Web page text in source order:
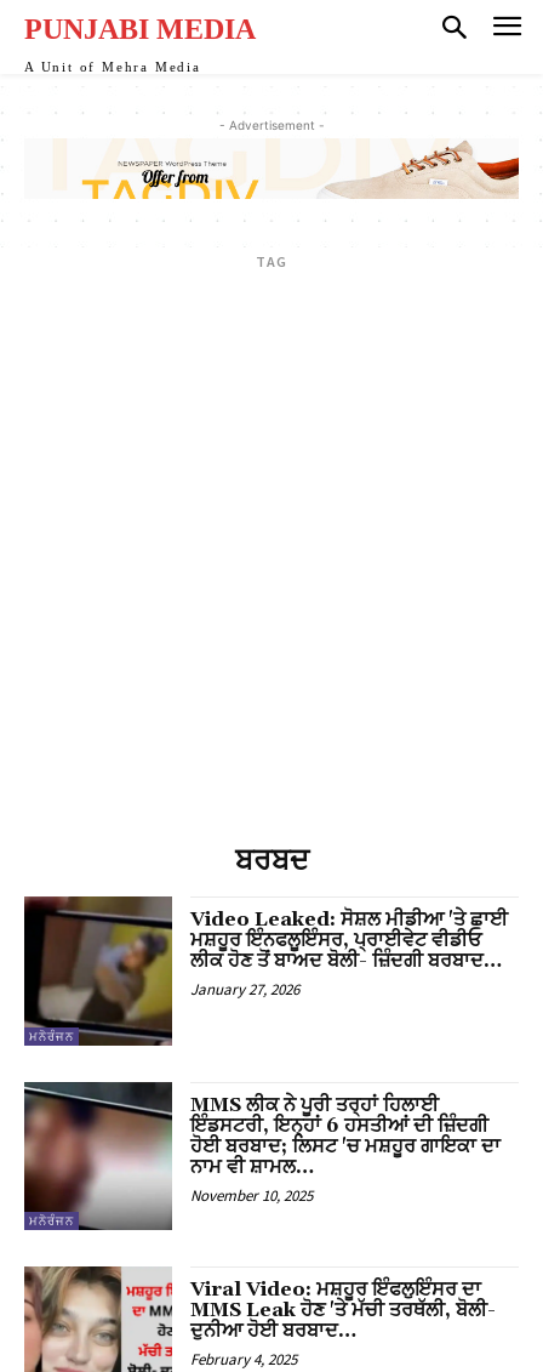
panel
Panel
panel
satın al
Panel
panel
oku
PUNJABI MEDIA
A Unit of Mehra Media
- Advertisement -
TAG
ਬਰਬਦ
ਮਨੋਰੰਜਨ
Video Leaked: ਸੋਸ਼ਲ ਮੀਡੀਆ 'ਤੇ ਛਾਈ
ਮਸ਼ਹੂਰ ਇੰਨਫਲੂਇੰਸਰ, ਪ੍ਰਾਈਵੇਟ ਵੀਡੀਓ
ਲੀਕ ਹੋਣ ਤੋਂ ਬਾਅਦ ਬੋਲੀ- ਜ਼ਿੰਦਗੀ ਬਰਬਾਦ…
January 27, 2026
ਮਨੋਰੰਜਨ
MMS ਲੀਕ ਨੇ ਪੂਰੀ ਤਰ੍ਹਾਂ ਹਿਲਾਈ
ਇੰਡਸਟਰੀ, ਇਨ੍ਹਾਂ 6 ਹਸਤੀਆਂ ਦੀ ਜ਼ਿੰਦਗੀ
ਹੋਈ ਬਰਬਾਦ; ਲਿਸਟ 'ਚ ਮਸ਼ਹੂਰ ਗਾਇਕਾ ਦਾ
ਨਾਮ ਵੀ ਸ਼ਾਮਲ…
November 10, 2025
Viral Video: ਮਸ਼ਹੂਰ ਇੰਫਲੁਇੰਸਰ ਦਾ
MMS Leak ਹੋਣ 'ਤੇ ਮੱਚੀ ਤਰਥੱਲੀ, ਬੋਲੀ-
ਦੁਨੀਆ ਹੋਈ ਬਰਬਾਦ…
February 4, 2025